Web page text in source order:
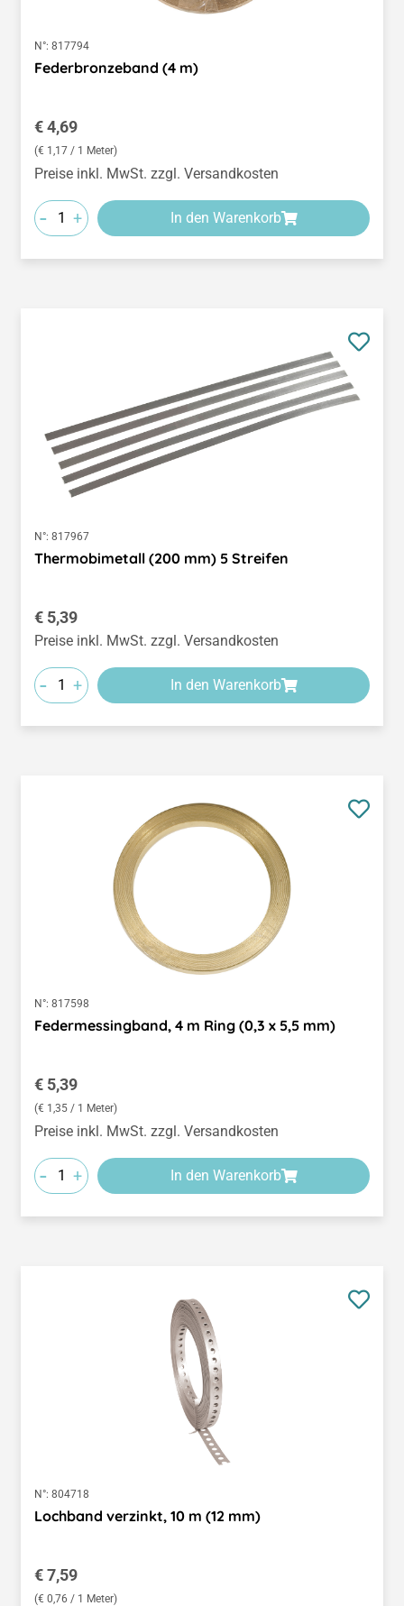
N°: 817794
Federbronzeband (4 m)
Regulärer Preis:
€ 4,69
(€ 1,17 / 1 Meter)
Preise inkl. MwSt. zzgl. Versandkosten
- + In den Warenkorb
N°: 817967
Thermobimetall (200 mm) 5 Streifen
Regulärer Preis:
€ 5,39
Preise inkl. MwSt. zzgl. Versandkosten
- + In den Warenkorb
N°: 817598
Federmessingband, 4 m Ring (0,3 x 5,5 mm)
Regulärer Preis:
€ 5,39
(€ 1,35 / 1 Meter)
Preise inkl. MwSt. zzgl. Versandkosten
- + In den Warenkorb
N°: 804718
Lochband verzinkt, 10 m (12 mm)
Regulärer Preis:
€ 7,59
(€ 0,76 / 1 Meter)